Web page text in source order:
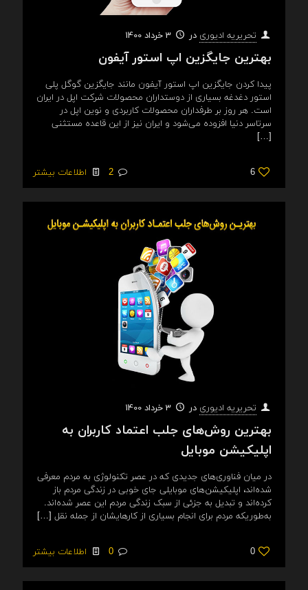
تحریریه ادیوری در 3 خرداد 1400
بهترین جایگزین اپ استور آیفون
پیدا کردن جایگزین اپ‌ استور آیفون مانند جایگزین گوگل پلی
استور دغدغه بسیاری از دوستداران محصولات شرکت اپل در ایران
است. هر روز بر طرفداران محصولات کاربردی و نوین اپل در
سرتاسر دنیا افزوده می‌شود و ایران نیز از این قاعده مستثنی
[…]
6
2 اطلاعات بیشتر
تحریریه ادیوری در 3 خرداد 1400
بهترین روش‌های جلب اعتماد کاربران به
اپلیکیشن موبایل
در میان فناوری‌های جدیدی که در عصر تکنولوژی به مردم معرفی
شده‌‌اند، اپلیکیشن‌های موبایلی جای خوبی در زندگی مردم باز
کرده‌‌اند و تبدیل به جزئی از سبک زندگی مردم این عصر شده‌‌اند.
به‌طوریکه مردم برای انجام بسیاری از کارهایشان از جمله نقل […]
0
0 اطلاعات بیشتر